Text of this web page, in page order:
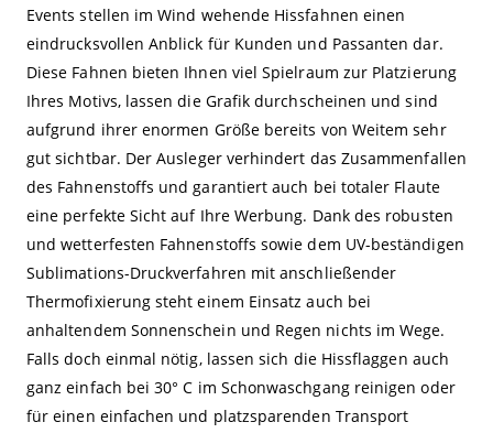
Events stellen im Wind wehende Hissfahnen einen
eindrucksvollen Anblick für Kunden und Passanten dar.
Diese Fahnen bieten Ihnen viel Spielraum zur Platzierung
Ihres Motivs, lassen die Grafik durchscheinen und sind
aufgrund ihrer enormen Größe bereits von Weitem sehr
gut sichtbar. Der Ausleger verhindert das Zusammenfallen
des Fahnenstoffs und garantiert auch bei totaler Flaute
eine perfekte Sicht auf Ihre Werbung. Dank des robusten
und wetterfesten Fahnenstoffs sowie dem UV-beständigen
Sublimations-Druckverfahren mit anschließender
Thermofixierung steht einem Einsatz auch bei
anhaltendem Sonnenschein und Regen nichts im Wege.
Falls doch einmal nötig, lassen sich die Hissflaggen auch
ganz einfach bei 30° C im Schonwaschgang reinigen oder
für einen einfachen und platzsparenden Transport